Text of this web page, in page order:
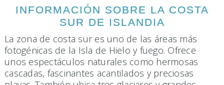
INFORMACIÓN SOBRE LA COSTA
SUR DE ISLANDIA
La zona de costa sur es uno de las áreas más
fotogénicas de la Isla de Hielo y fuego. Ofrece
unos espectáculos naturales como hermosas
cascadas, fascinantes acantilados y preciosas